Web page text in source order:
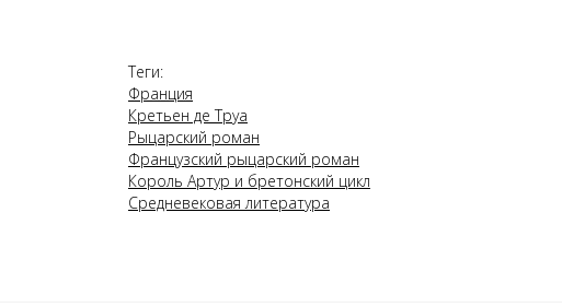
Теги:
Франция
Кретьен де Труа
Рыцарский роман
Французский рыцарский роман
Король Артур и бретонский цикл
Средневековая литература